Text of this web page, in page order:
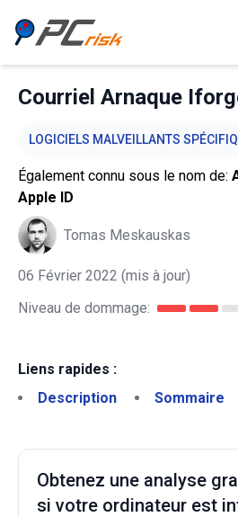
Courriel Arnaque
LOGICIELS MALVEILLANTS
Également connu sous le nom de:
Apple ID
Tomas Meskauskas
06 Février 2022 (mis à jour)
Niveau de dommage:
Liens rapides :
Description
Sommaire
Obtenez une analyse
si votre ordinateur est